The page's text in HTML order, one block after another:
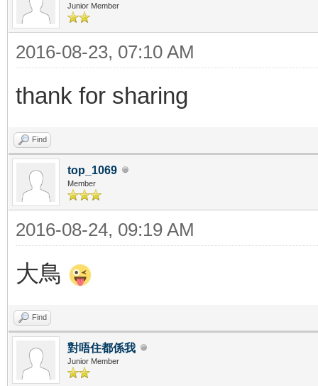
Junior Member
2016-08-23, 07:10 AM
thank for sharing
Find
top_1069
Member
2016-08-24, 09:19 AM
大鳥
Find
對唔住都係我
Junior Member